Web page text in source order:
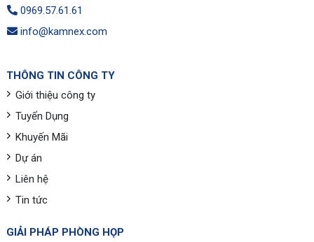
0969.57.61.61
info@kamnex.com
THÔNG TIN CÔNG TY
Giới thiệu công ty
Tuyển Dụng
Khuyến Mãi
Dự án
Liên hệ
Tin tức
GIẢI PHÁP PHÒNG HỌP